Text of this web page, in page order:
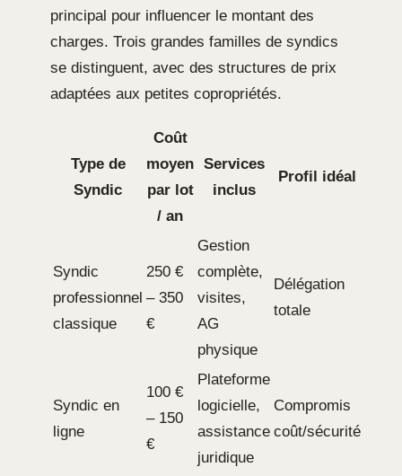
principal pour influencer le montant des
charges. Trois grandes familles de syndics
se distinguent, avec des structures de prix
adaptées aux petites copropriétés.
Type de
Syndic
Coût
moyen
par lot
/ an
Services
inclus
Profil idéal
Syndic
professionnel
classique
250 €
– 350
€
Gestion
complète,
visites,
AG
physique
Délégation
totale
Syndic en
ligne
100 €
– 150
€
Plateforme
logicielle,
assistance
juridique
Compromis
coût/sécurité